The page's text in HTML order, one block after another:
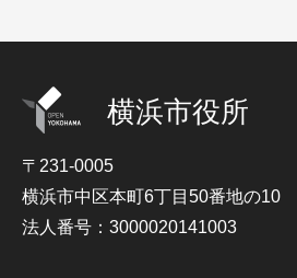
横浜市役所
〒231-0005
横浜市中区本町6丁目50番地の10
法人番号：3000020141003